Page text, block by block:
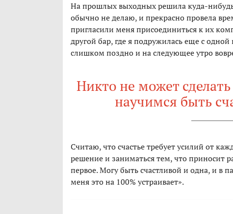
На прошлых выходных решила куда-нибудь
обычно не делаю, и прекрасно провела
пригласили меня присоединиться к их
другой бар, где я подружилась еще с
слишком поздно и на следующее утро
Никто не может
научимся быть
Считаю, что счастье требует усилий от
решение и заниматься тем, что приносит
первое. Могу быть счастливой и одна, и в
меня это на 100% устраивает».